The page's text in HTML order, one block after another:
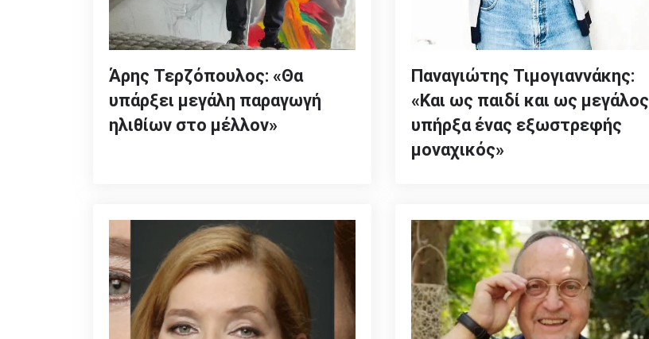
Άρης Τερζόπουλος: «Θα
υπάρξει μεγάλη παραγωγή
ηλιθίων στο μέλλον»
Παναγιώτης Τιμογιαννάκης:
«Και ως παιδί και ως μεγάλος
υπήρξα ένας εξωστρεφής
μοναχικός»